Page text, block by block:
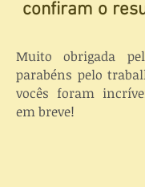
confiram o
Muito obrigada
parabéns pelo
vocês foram
em breve!